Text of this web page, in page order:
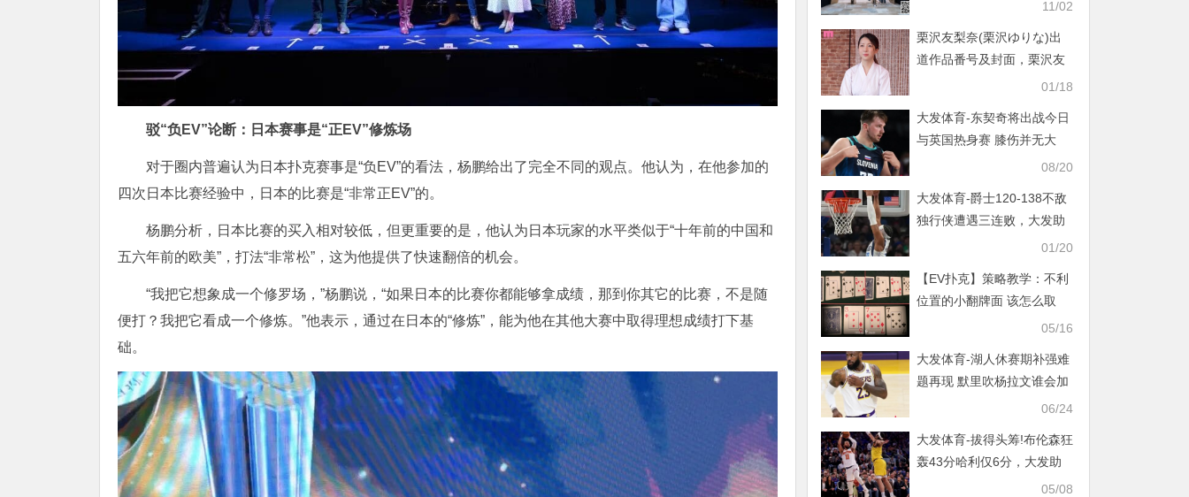
驳“负EV”论断：日本赛事是“正EV”修炼场
对于圈内普遍认为日本扑克赛事是“负EV”的看法，杨鹏给出了完全不同的观点。他认为，在他参加的
四次日本比赛经验中，日本的比赛是“非常正EV”的。
杨鹏分析，日本比赛的买入相对较低，但更重要的是，他认为日本玩家的水平类似于“十年前的中国和
五六年前的欧美”，打法“非常松”，这为他提供了快速翻倍的机会。
“我把它想象成一个修罗场，”杨鹏说，“如果日本的比赛你都能够拿成绩，那到你其它的比赛，不是随
便打？我把它看成一个修炼。”他表示，通过在日本的“修炼”，能为他在其他大赛中取得理想成绩打下基
础。
11/02
栗沢友梨奈(栗沢ゆりな)出
道作品番号及封面，栗沢友
梨奈个人简介【EV扑克下01/18
大发体育-东契奇将出战今日
与英国热身赛 膝伤并无大
碍，大发助力你的致富之08/20
大发体育-爵士120-138不敌
独行侠遭遇三连败，大发助
01/20
【EV扑克】策略教学：不利
位置的小翻牌面 该怎么取
05/16
大发体育-湖人休赛期补强难
题再现 默里吹杨拉文谁会加
盟，大发助力你的致富之06/24
大发体育-拔得头筹!布伦森狂
轰43分哈利仅6分，大发助
05/08